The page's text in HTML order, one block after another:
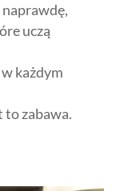
uczą
każdym
to zabawa.